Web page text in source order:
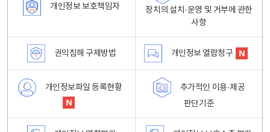
개인정보 보호책임자
장치의 설치·운영 및 거부에 관한
사항
권익침해 구제방법 개인정보 열람청구
개인정보파일 등록현황
추가적인 이용·제공
판단기준